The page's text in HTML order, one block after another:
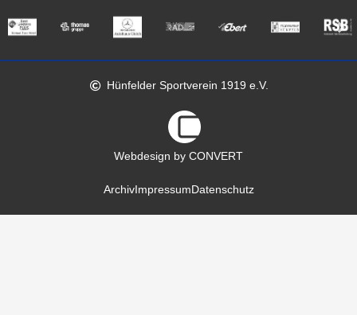
Hünfelder Sportverein 1919 e.V.
Webdesign by CONVERT
ArchivImpressumDatenschutz